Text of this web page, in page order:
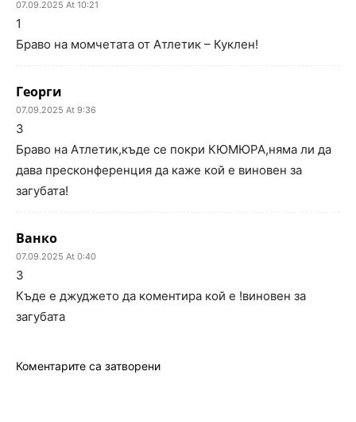
07.09.2025 At 10:21
1
Браво на момчетата от Атлетик – Куклен!
Георги
07.09.2025 At 9:36
3
Браво на Атлетик,къде се покри КЮМЮРА,няма ли да
дава пресконференция да каже кой е виновен за
загубата!
Ванко
07.09.2025 At 0:40
3
Къде е джуджето да коментира кой е !виновен за
загубата
Коментарите са затворени